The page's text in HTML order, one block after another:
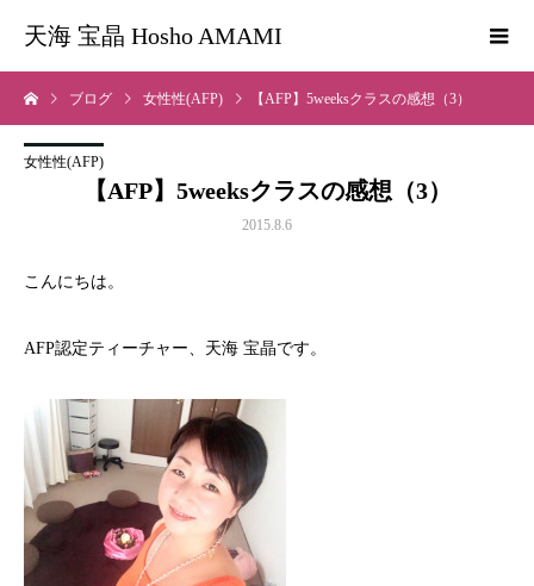
天海 宝晶 Hosho AMAMI
ブログ 女性性(AFP) 【AFP】5weeksクラスの感想（3）
女性性(AFP)
【AFP】5weeksクラスの感想（3）
2015.8.6
こんにちは。
AFP認定ティーチャー、天海 宝晶です。